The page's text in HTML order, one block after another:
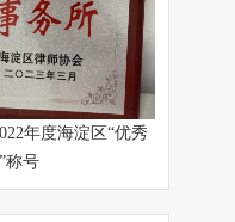
年度海淀区“优秀
称号